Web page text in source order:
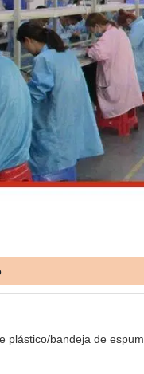
plástico/bandeja de